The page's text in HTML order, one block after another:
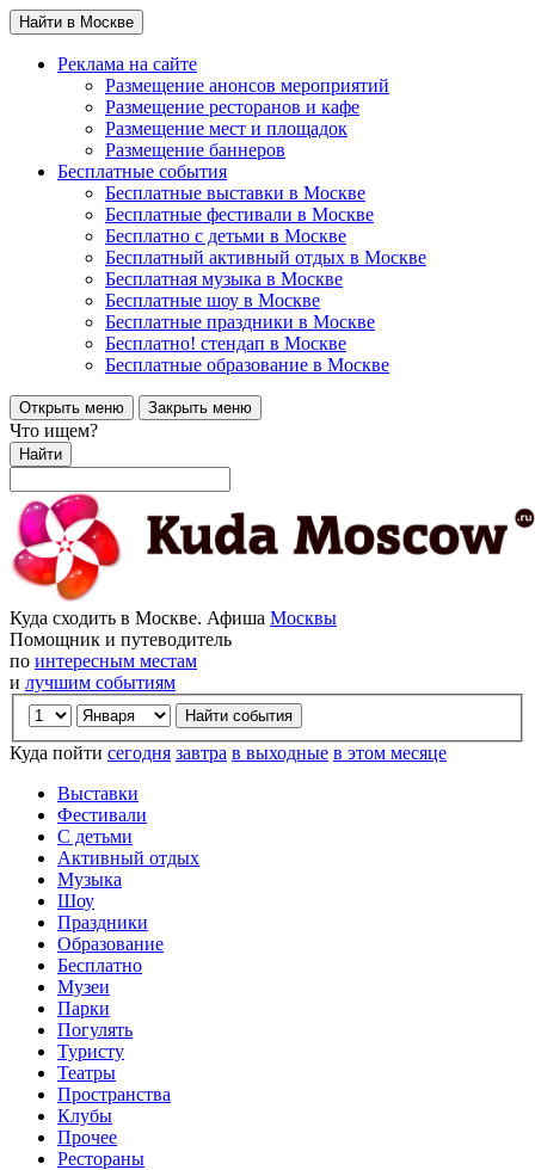
Найти в Москве
Реклама на сайте
Размещение анонсов мероприятий
Размещение ресторанов и кафе
Размещение мест и площадок
Размещение баннеров
Бесплатные события
Бесплатные выставки в Москве
Бесплатные фестивали в Москве
Бесплатно с детьми в Москве
Бесплатный активный отдых в Москве
Бесплатная музыка в Москве
Бесплатные шоу в Москве
Бесплатные праздники в Москве
Бесплатно! стендап в Москве
Бесплатные образование в Москве
Открыть меню Закрыть меню
Что ищем?
Найти
Куда сходить в Москве. Афиша Москвы
Помощник и путеводитель
по интересным местам
и лучшим событиям
Куда пойти сегодня завтра в выходные в этом месяце
Выставки
Фестивали
С детьми
Активный отдых
Музыка
Шоу
Праздники
Образование
Бесплатно
Музеи
Парки
Погулять
Туристу
Театры
Пространства
Клубы
Прочее
Рестораны